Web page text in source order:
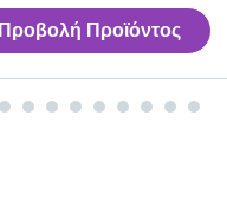
Προβολή Προϊόντος